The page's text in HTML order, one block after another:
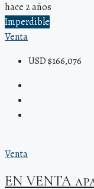
hace 2 años
Imperdible
Venta
USD $166,076
Venta
EN VENTA